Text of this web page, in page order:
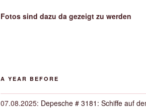
Fotos sind dazu da gezeigt zu werden
A YEAR BEFORE
07.08.2025: Depesche # 3181: Schiffe auf